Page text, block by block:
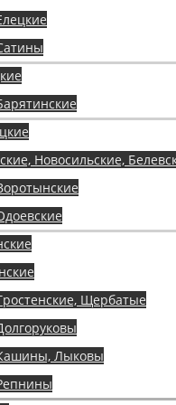
Новосильские,
Щербатые
Лыковы